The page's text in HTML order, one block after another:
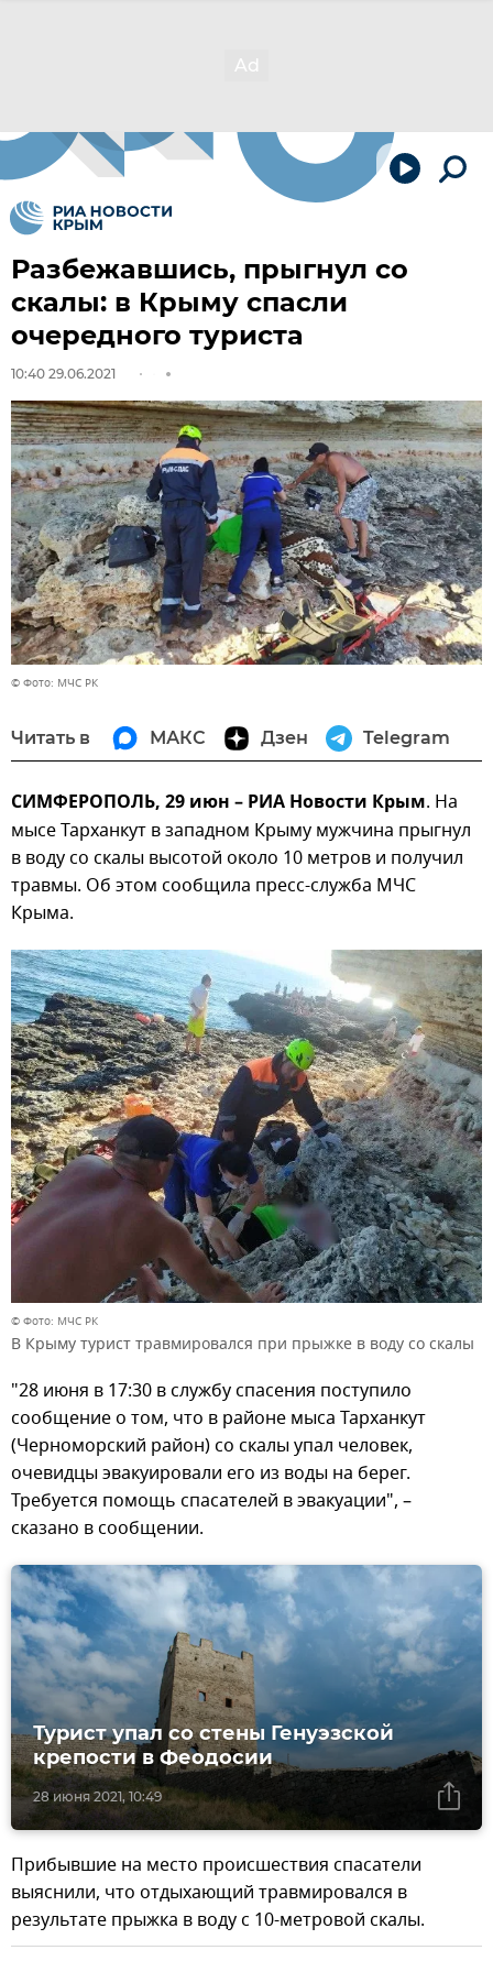
Разбежавшись, прыгнул со
скалы: в Крыму спасли
очередного туриста
10:40 29.06.2021
© Фото: МЧС РК
Читать в МАКС Дзен Telegram
СИМФЕРОПОЛЬ, 29 июн – РИА Новости Крым. На
мысе Тарханкут в западном Крыму мужчина прыгнул
в воду со скалы высотой около 10 метров и получил
травмы. Об этом сообщила пресс-служба МЧС
Крыма.
© Фото: МЧС РК
В Крыму турист травмировался при прыжке в воду со скалы
"28 июня в 17:30 в службу спасения поступило
сообщение о том, что в районе мыса Тарханкут
(Черноморский район) со скалы упал человек,
очевидцы эвакуировали его из воды на берег.
Требуется помощь спасателей в эвакуации", –
сказано в сообщении.
28 июня 2021, 10:49
Турист упал со стены Генуэзской
крепости в Феодосии
Прибывшие на место происшествия спасатели
выяснили, что отдыхающий травмировался в
результате прыжка в воду с 10-метровой скалы.